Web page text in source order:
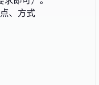
、方式